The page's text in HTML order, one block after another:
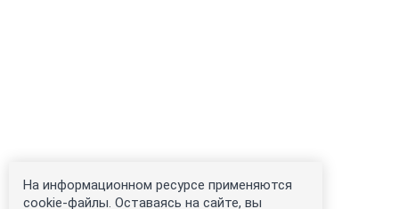
На информационном ресурсе применяются
cookie-файлы. Оставаясь на сайте, вы